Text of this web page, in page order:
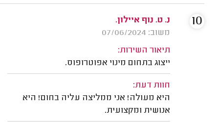
נ. ט. נוף איילון.
משוב: 07/06/2024
תיאור השירות:
ייצוג בתחום מינוי אפוטרופוס.
חוות דעת:
היא מעולה! אני ממליצה עליה בחום! היא
אנושית ומקצועית.
10